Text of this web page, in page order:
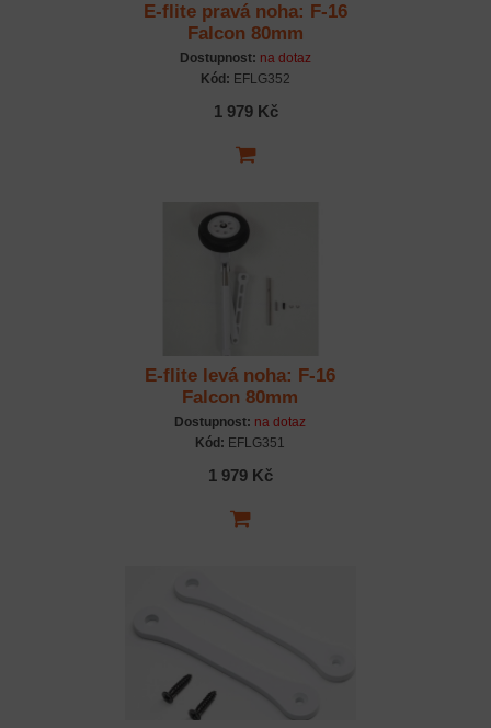
E-flite pravá noha: F-16
Falcon 80mm
Dostupnost: na dotaz
Kód: EFLG352
1 979 Kč
E-flite levá noha: F-16
Falcon 80mm
Dostupnost: na dotaz
Kód: EFLG351
1 979 Kč